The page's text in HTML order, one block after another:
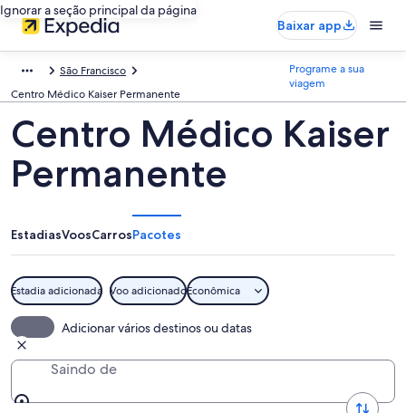
Ignorar a seção principal da página
Baixar app
São Francisco
Centro Médico Kaiser Permanente
Programe a sua
viagem
Centro Médico Kaiser
Permanente
EstadiasVoosCarrosPacotes
Estadia adicionada Voo adicionadoEconômica
Adicionar vários destinos ou datas
Saindo de